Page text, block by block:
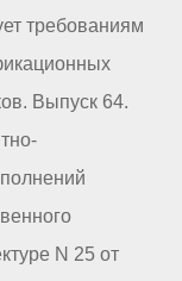
требованиям
Выпуск 64.
N 25 от